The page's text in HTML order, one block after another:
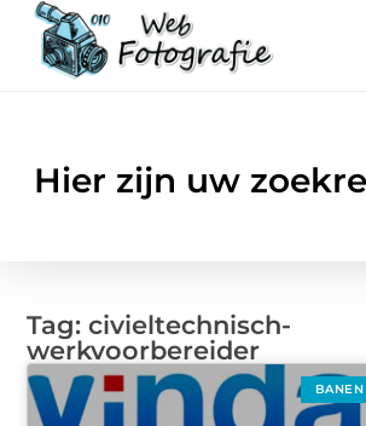
Hier zijn uw
Tag: civieltechnisch-
werkvoorbereider